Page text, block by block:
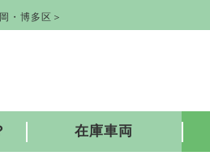
・博多区＞
在庫車両